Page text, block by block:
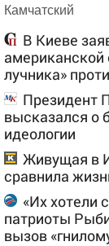
Камчатский
В Киеве
американской
лучника»
Президент
высказался о
идеологии
Живущая в
сравнила
«Их хотели
патриоты
вызов